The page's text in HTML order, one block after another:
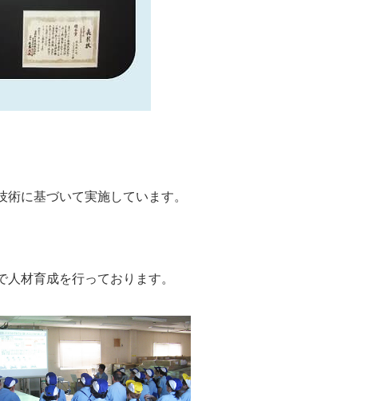
に基づいて実施しています。
材育成を行っております。